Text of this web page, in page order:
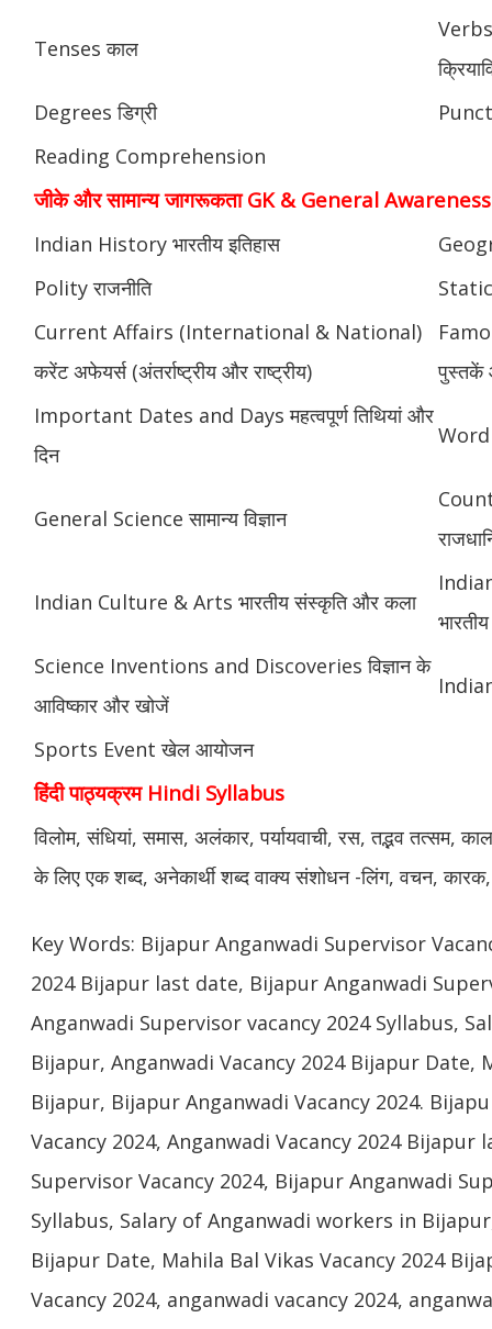
Tenses काल
Degrees डिग्री
Reading Comprehension
जीके और सामान्य जागरूकता GK & General Awareness
Indian History भारतीय इतिहास
Polity राजनीति
Current Affairs (International & National)
करेंट अफेयर्स (अंतर्राष्ट्रीय और राष्ट्रीय)
Important Dates and Days महत्वपूर्ण तिथियां और
दिन
General Science सामान्य विज्ञान
Indian Culture & Arts भारतीय संस्कृति और कला
Science Inventions and Discoveries विज्ञान के
आविष्कार और खोजें
Sports Event खेल आयोजन
हिंदी पाठ्यक्रम Hindi Syllabus
विलोम, संधियां, समास, अलंकार, पर्यायवाची, रस, तद्भव तत्सम, काल,
के लिए एक शब्द, अनेकार्थी शब्द वाक्य संशोधन -लिंग, वचन,
Key Words: Bijapur Anganwadi Supervisor
2024 Bijapur last date, Bijapur Anganwadi
Anganwadi Supervisor vacancy 2024 Syllabus,
Bijapur, Anganwadi Vacancy 2024 Bijapur Date,
Bijapur, Bijapur Anganwadi Vacancy 2024.
Vacancy 2024, Anganwadi Vacancy 2024
Supervisor Vacancy 2024, Bijapur Anganwadi
Syllabus, Salary of Anganwadi workers in
Bijapur Date, Mahila Bal Vikas Vacancy 2024
Vacancy 2024, anganwadi vacancy 2024,